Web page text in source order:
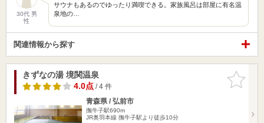
30代 男
性
サウナもあるのでゆったり満喫できる。家族風呂は部屋に有名温
泉地の…
関連情報から探す
お気に入
りに追加
きずなの湯 境関温泉
4.0点/ 4 件
青森県 / 弘前市
撫牛子駅690m
JR奥羽本線 撫牛子駅より徒歩10分